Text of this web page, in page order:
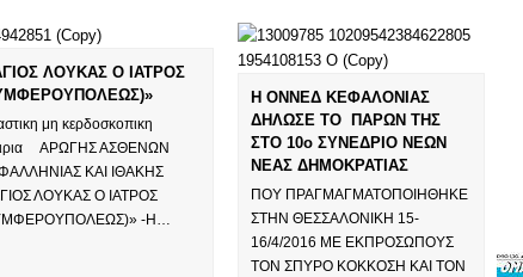
ΛΟΥΚΑΣ Ο ΙΑΤΡΟΣ
μη κερδοσκοπικη
ΑΡΩΓΗΣ ΑΣΘΕΝΩΝ
ΚΑΙ ΙΘΑΚΗΣ
ΛΟΥΚΑΣ Ο ΙΑΤΡΟΣ
-Η…
Η ΟΝΝΕΔ ΚΕΦΑΛΟΝΙΑΣ
ΔΗΛΩΣΕ ΤΟ ΠΑΡΩΝ ΤΗΣ
ΣΤΟ 10ο ΣΥΝΕΔΡΙΟ ΝΕΩΝ
ΝΕΑΣ ΔΗΜΟΚΡΑΤΙΑΣ
ΠΟΥ ΠΡΑΓΜΑΓΜΑΤΟΠΟΙΗΘΗΚΕ
ΣΤΗΝ ΘΕΣΣΑΛΟΝΙΚΗ 15-
16/4/2016 ΜΕ ΕΚΠΡΟΣΩΠΟΥΣ
ΤΟΝ ΣΠΥΡΟ ΚΟΚΚΟΣΗ ΚΑΙ ΤΟΝ